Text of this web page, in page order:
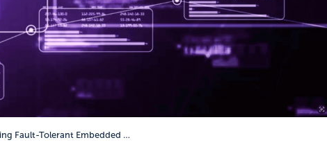
Fault-Tolerant Embedded …